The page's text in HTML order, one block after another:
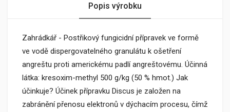
Popis výrobku
Zahrádkář - Postřikový fungicidní přípravek ve formě
ve vodě dispergovatelného granulátu k ošetření
angreštu proti americkému padlí angreštovému. Účinná
látka: kresoxim-methyl 500 g/kg (50 % hmot.) Jak
účinkuje? Účinek přípravku Discus je založen na
zabránění přenosu elektronů v dýchacím procesu, čímž